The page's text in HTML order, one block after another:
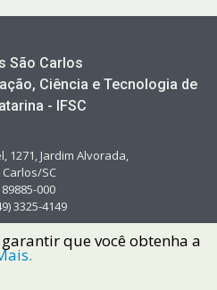
São Carlos
Ciência e Tecnologia de
- IFSC
1271, Jardim Alvorada,
Carlos/SC
89885-000
3325-4149
que você obtenha a